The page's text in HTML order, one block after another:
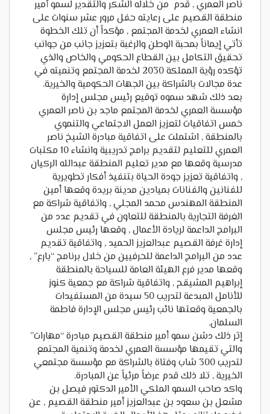
ناصر العمري , قدم من خلاله الشكر والتقدير لسمو أمير
منطقة القصيم على رعايته حفل مرور عشر سنوات على
انشاء العمري لخدمة المجتمع , مؤكداً أن تلك الخطوة
تأتي إيماناً بمحبة الوطن والرغبة بتعزيز جانب من جوانب
تحقيق التكامل بين القطاع الحكومي والخاص والذي
تؤكده رؤية المملكة 2030 لخدمة المجتمع وتنميته في
عدة مجالات بالشراكة بين الجهات الحكومية والخيرية.
بعد ذلك شهد سموه توقيع رئيس مجلس إدارة
مؤسسة العمري لخدمة المجتمع ماجد بن ناصر العمري
خمس اتفاقيات لتعزيز العمل الاجتماعي والتنموي
بالمنطقة , اشتملت على اتفاقية مبادرة الشيخ ناصر
العمري للتعليم لتقديم برامج تدريبية وانشاء 10 مكتبات
مدرسية وقعها مع مدير تعليم المنطقة عبدالله الركيان
, واتفاقية تعزيز جودة الحياة بتنفيذ أفكار تطويرية
للفنانين والفنانات بميادين مدينة بريدة وقعها أمين
المنطقة المهندس محمد المجلي , واتفاقية شراكة مع
الغرفة التجارية بالمنطقة للتعاون في تقديم عدد من
البرامج الداعمة لريادة الأعمال , وقعها رئيس مجلس
إدارة غرفة القصيم عبدالعزيز الحميد , واتفاقية تقديم
عدد من البرامج الداعمة للحرفيين من خلال برنامج “بارع” ,
وقعها مدير فرع الهيئة العامة للسياحة بالمنطقة
إبراهيم المشيقح , واتفاقية شراكة مع جمعية كنوز
للأنامل المبدعة لتدريب 50 سيدة من المستفيدات
بالجمعية وقعتها نائب رئيس مجلس الإدارة فاطمة
السلمان.
إثر ذلك دشن سمو أمير منطقة القصيم مبادرة “مهارات”
والتي تقيمها مؤسسة العمري لخدمة وتنمية المجتمع
لتدريب 300 شاب وفتاة بالشراكة مع مؤسسة مجتمعي
الخيرية , تلا ذلك قدم عرضاً مرئياً عن المبادرة.
واكد صاحب السمو الملكي الأمير الدكتور فيصل بن
مشعل بن سعود بن عبدالعزيز أمير منطقة القصيم , عن